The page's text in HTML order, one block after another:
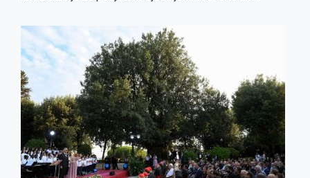
cijele Crkve.